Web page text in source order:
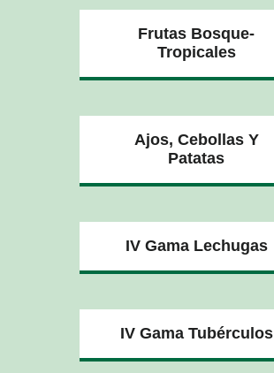
Frutas Bosque-
Tropicales
Ajos, Cebollas Y
Patatas
IV Gama Lechugas
IV Gama Tubérculos